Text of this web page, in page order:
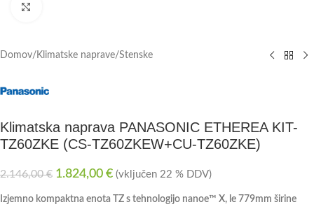
Domov/ Klimatske naprave/Stenske
Klimatska naprava PANASONIC ETHEREA KIT-
TZ60ZKE (CS-TZ60ZKEW+CU-TZ60ZKE)
2.146,00€ 1.824,00 € (vključen 22 % DDV)
Izjemno kompaktna enota TZ s tehnologijo nanoe™ X, le 779mm širine